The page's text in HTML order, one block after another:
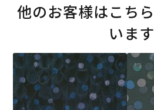
他のお客様はこち
います